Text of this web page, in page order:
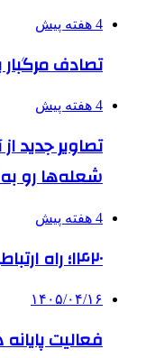
4 هفته پیش
تصادف مرگبار
4 هفته پیش
تصاویر جدید
شعله‌ها رو
4 هفته پیش
۱۴۲۰؛ راه ارتباطی بیمه شدگان تأمین‌اجتماعی
۱۴۰۵/۰۴/۱۶
فعالیت